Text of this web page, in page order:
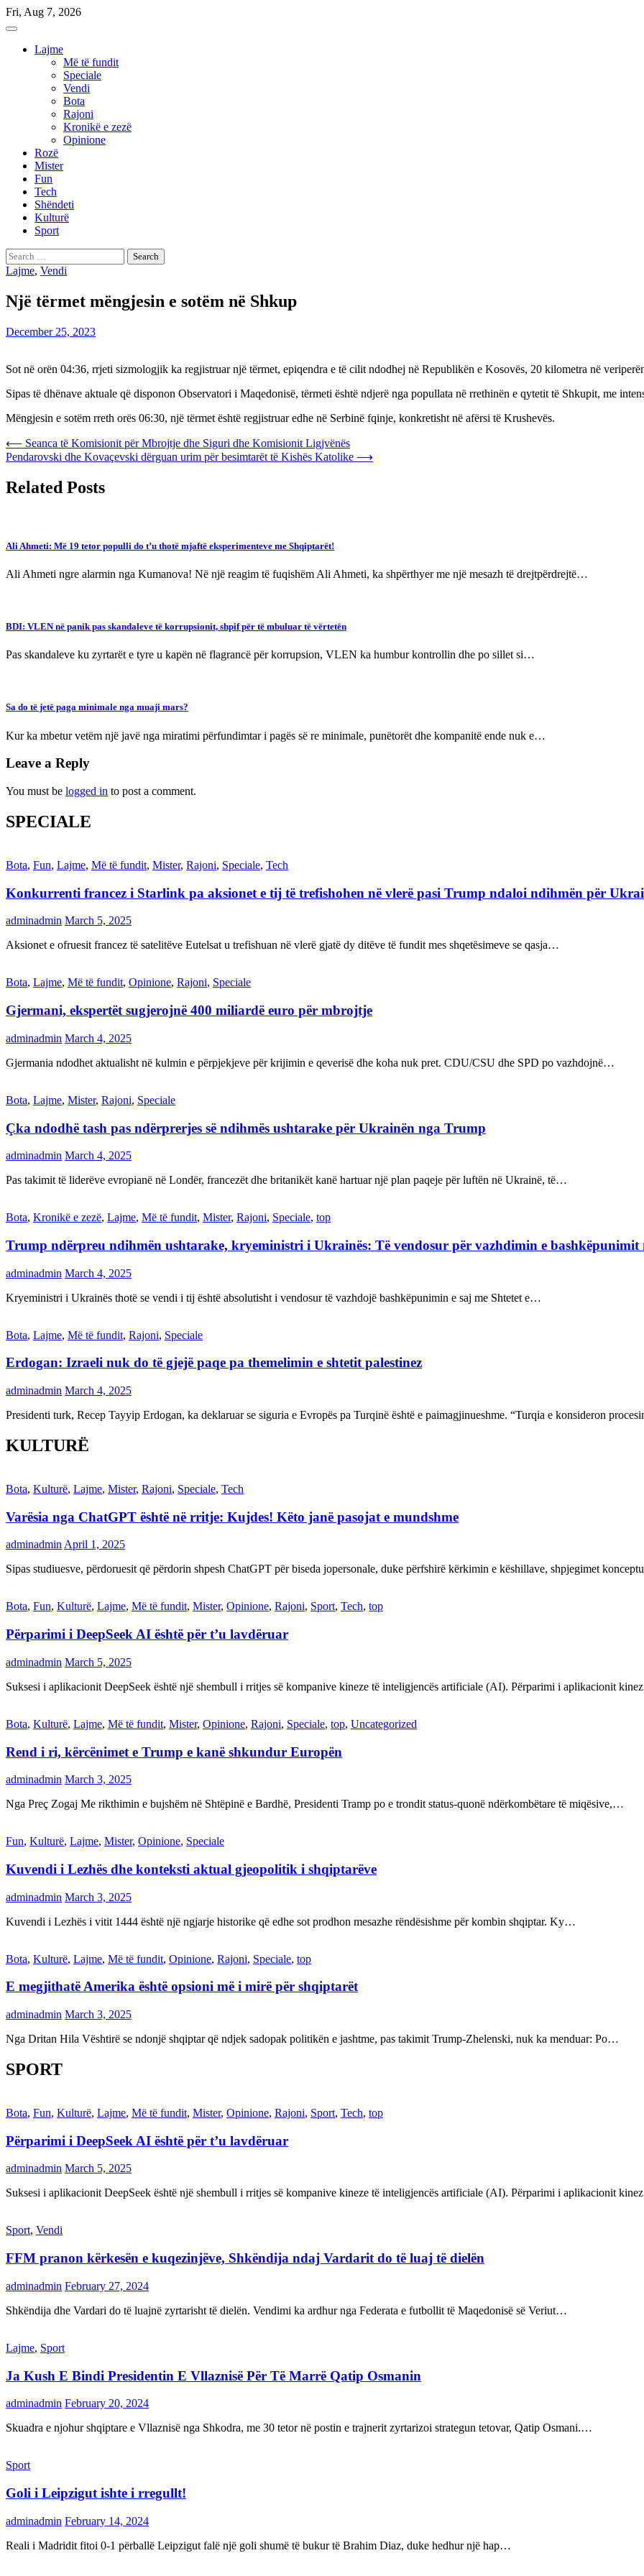
Skip
to
Fri, Aug 7, 2026
Lajme
Më të fundit
Speciale
Vendi
Bota
Rajoni
Kronikë e zezë
Opinione
Rozë
Mister
Fun
Tech
Shëndeti
Kulturë
Sport
Search
for:
Lajme, Vendi
Një tërmet mëngjesin e sotëm në Shkup
December 25, 2023
Sot në orën 04:36, rrjeti sizmologjik ka regjistruar një tërmet, epiqendra e të cilit ndodhej në Republikën e Kosovës, 20 kilometra në
Sipas të dhënave aktuale që disponon Observatori i Maqedonisë, tërmeti është ndjerë nga popullata në rrethinën e qytetit të Shkupit, me
Mëngjesin e sotëm rreth orës 06:30, një tërmet është regjistruar edhe në Serbinë fqinje, konkretisht në afërsi të Krushevës.
Post
navigation
⟵ Seanca të Komisionit për Mbrojtje dhe Siguri dhe Komisionit Ligjvënës
Pendarovski dhe Kovaçevski dërguan urim për besimtarët të Kishës Katolike ⟶
Related Posts
Ali Ahmeti: Më 19 tetor populli do t’u thotë mjaftë eksperimenteve me Shqiptarët!
Ali Ahmeti ngre alarmin nga Kumanova! Në një reagim të fuqishëm Ali Ahmeti, ka shpërthyer me një mesazh të drejtpërdrejtë…
BDI: VLEN në panik pas skandaleve të korrupsionit, shpif për të mbuluar të vërtetën
Pas skandaleve ku zyrtarët e tyre u kapën në flagrancë për korrupsion, VLEN ka humbur kontrollin dhe po sillet si…
Sa do të jetë paga minimale nga muaji mars?
Kur ka mbetur vetëm një javë nga miratimi përfundimtar i pagës së re minimale, punëtorët dhe kompanitë ende nuk e…
Leave a Reply
You must be logged in to post a comment.
SPECIALE
Bota, Fun, Lajme, Më të fundit, Mister, Rajoni, Speciale, Tech
Konkurrenti francez i Starlink pa aksionet e tij të trefishohen në vlerë pasi Trump ndaloi ndihmën për
adminadmin March 5, 2025
Aksionet e ofruesit francez të satelitëve Eutelsat u trefishuan në vlerë gjatë dy ditëve të fundit mes shqetësimeve se qasja…
Bota, Lajme, Më të fundit, Opinione, Rajoni, Speciale
Gjermani, ekspertët sugjerojnë 400 miliardë euro për mbrojtje
adminadmin March 4, 2025
Gjermania ndodhet aktualisht në kulmin e përpjekjeve për krijimin e qeverisë dhe koha nuk pret. CDU/CSU dhe SPD po vazhdojnë…
Bota, Lajme, Mister, Rajoni, Speciale
Çka ndodhë tash pas ndërprerjes së ndihmës ushtarake për Ukrainën nga Trump
adminadmin March 4, 2025
Pas takimit të liderëve evropianë në Londër, francezët dhe britanikët kanë hartuar një plan paqeje për luftën në Ukrainë, të…
Bota, Kronikë e zezë, Lajme, Më të fundit, Mister, Rajoni, Speciale, top
Trump ndërpreu ndihmën ushtarake, kryeministri i Ukrainës: Të vendosur për vazhdimin e bashkëpunimit
adminadmin March 4, 2025
Kryeministri i Ukrainës thotë se vendi i tij është absolutisht i vendosur të vazhdojë bashkëpunimin e saj me Shtetet e…
Bota, Lajme, Më të fundit, Rajoni, Speciale
Erdogan: Izraeli nuk do të gjejë paqe pa themelimin e shtetit palestinez
adminadmin March 4, 2025
Presidenti turk, Recep Tayyip Erdogan, ka deklaruar se siguria e Evropës pa Turqinë është e paimagjinueshme. “Turqia e konsideron
KULTURË
Bota, Kulturë, Lajme, Mister, Rajoni, Speciale, Tech
Varësia nga ChatGPT është në rritje: Kujdes! Këto janë pasojat e mundshme
adminadmin April 1, 2025
Sipas studiuesve, përdoruesit që përdorin shpesh ChatGPT për biseda jopersonale, duke përfshirë kërkimin e këshillave, shpjegimet
Bota, Fun, Kulturë, Lajme, Më të fundit, Mister, Opinione, Rajoni, Sport, Tech, top
Përparimi i DeepSeek AI është për t’u lavdëruar
adminadmin March 5, 2025
Suksesi i aplikacionit DeepSeek është një shembull i rritjes së kompanive kineze të inteligjencës artificiale (AI). Përparimi i aplikacionit
Bota, Kulturë, Lajme, Më të fundit, Mister, Opinione, Rajoni, Speciale, top, Uncategorized
Rend i ri, kërcënimet e Trump e kanë shkundur Europën
adminadmin March 3, 2025
Nga Preç Zogaj Me rikthimin e bujshëm në Shtëpinë e Bardhë, Presidenti Tramp po e trondit status-quonë ndërkombëtare të miqësive,…
Fun, Kulturë, Lajme, Mister, Opinione, Speciale
Kuvendi i Lezhës dhe konteksti aktual gjeopolitik i shqiptarëve
adminadmin March 3, 2025
Kuvendi i Lezhës i vitit 1444 është një ngjarje historike që edhe sot prodhon mesazhe rëndësishme për kombin shqiptar. Ky…
Bota, Kulturë, Lajme, Më të fundit, Opinione, Rajoni, Speciale, top
E megjithatë Amerika është opsioni më i mirë për shqiptarët
adminadmin March 3, 2025
Nga Dritan Hila Vështirë se ndonjë shqiptar që ndjek sadopak politikën e jashtme, pas takimit Trump-Zhelenski, nuk ka menduar: Po…
SPORT
Bota, Fun, Kulturë, Lajme, Më të fundit, Mister, Opinione, Rajoni, Sport, Tech, top
Përparimi i DeepSeek AI është për t’u lavdëruar
adminadmin March 5, 2025
Suksesi i aplikacionit DeepSeek është një shembull i rritjes së kompanive kineze të inteligjencës artificiale (AI). Përparimi i aplikacionit
Sport, Vendi
FFM pranon kërkesën e kuqezinjëve, Shkëndija ndaj Vardarit do të luaj të dielën
adminadmin February 27, 2024
Shkëndija dhe Vardari do të luajnë zyrtarisht të dielën. Vendimi ka ardhur nga Federata e futbollit të Maqedonisë së Veriut…
Lajme, Sport
Ja Kush E Bindi Presidentin E Vllaznisë Për Të Marrë Qatip Osmanin
adminadmin February 20, 2024
Skuadra e njohur shqiptare e Vllaznisë nga Shkodra, me 30 tetor në postin e trajnerit zyrtarizoi strategun tetovar, Qatip Osmani.…
Sport
Goli i Leipzigut ishte i rregullt!
adminadmin February 14, 2024
Reali i Madridit fitoi 0-1 përballë Leipzigut falë një goli shumë të bukur të Brahim Diaz, duke hedhur një hap…